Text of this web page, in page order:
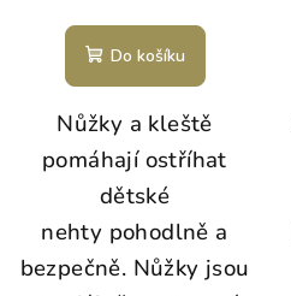
Do košíku
Nůžky a kleště
pomáhají ostříhat
dětské
nehty pohodlně a
bezpečně. Nůžky jsou